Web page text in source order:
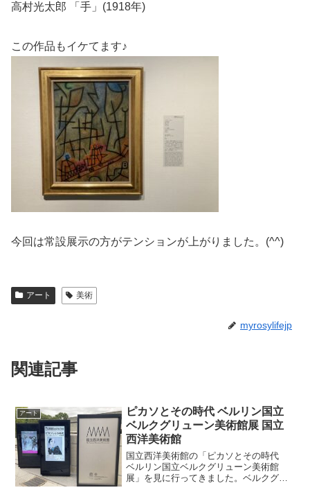
高村光太郎 「手」(1918年)
この作品もイケてます♪
今回は常設展示の方がテンションが上がりました。(^^)
アート 美術
myrosylifejp
関連記事
アート
ピカソとその時代 ベルリン国立
ベルクグリューン美術館展 国立
西洋美術館
国立西洋美術館の「ピカソとその時代
ベルリン国立ベルクグリューン美術館
展」を見に行ってきました。ベルクグリ